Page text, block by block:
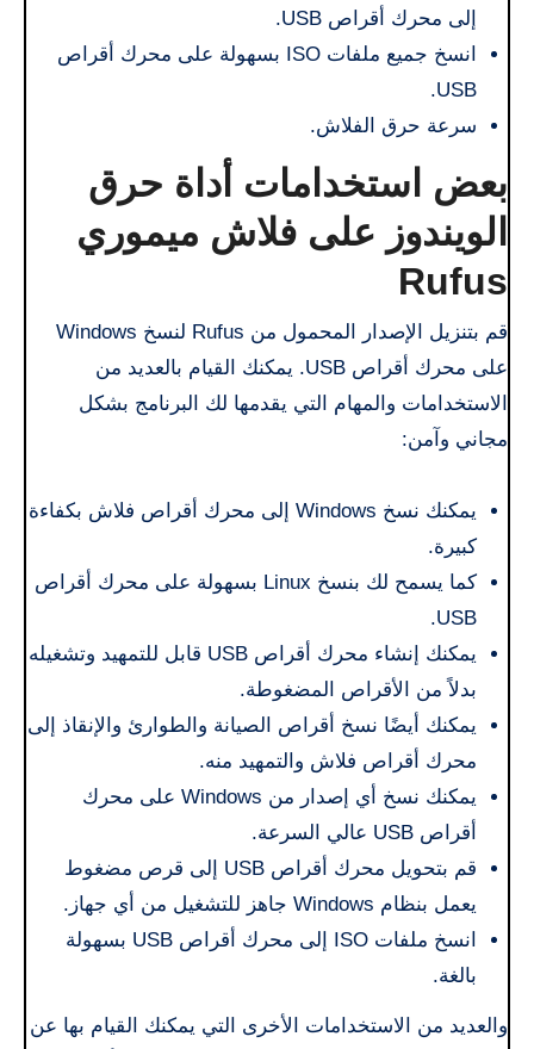
إلى محرك أقراص USB.
انسخ جميع ملفات ISO بسهولة على محرك أقراص
USB.
سرعة حرق الفلاش.
بعض استخدامات أداة حرق
الويندوز على فلاش ميموري
Rufus
قم بتنزيل الإصدار المحمول من Rufus لنسخ Windows
على محرك أقراص USB. يمكنك القيام بالعديد من
الاستخدامات والمهام التي يقدمها لك البرنامج بشكل
مجاني وآمن:
يمكنك نسخ Windows إلى محرك أقراص فلاش بكفاءة
كبيرة.
كما يسمح لك بنسخ Linux بسهولة على محرك أقراص
USB.
يمكنك إنشاء محرك أقراص USB قابل للتمهيد وتشغيله
بدلاً من الأقراص المضغوطة.
يمكنك أيضًا نسخ أقراص الصيانة والطوارئ والإنقاذ إلى
محرك أقراص فلاش والتمهيد منه.
يمكنك نسخ أي إصدار من Windows على محرك
أقراص USB عالي السرعة.
قم بتحويل محرك أقراص USB إلى قرص مضغوط
يعمل بنظام Windows جاهز للتشغيل من أي جهاز.
انسخ ملفات ISO إلى محرك أقراص USB بسهولة
بالغة.
والعديد من الاستخدامات الأخرى التي يمكنك القيام بها عن